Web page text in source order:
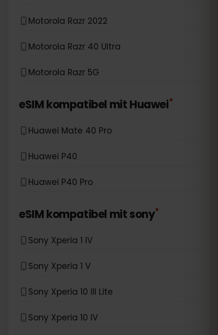
Motorola Razr 2022
Motorola Razr 40 Ultra
Motorola Razr 5G
eSIM kompatibel mitHuawei*
Huawei Mate 40 Pro
Huawei P40
Huawei P40 Pro
eSIM kompatibel mitsony*
Sony Xperia 1 IV
Sony Xperia 1 V
Sony Xperia 10 III Lite
Sony Xperia 10 IV